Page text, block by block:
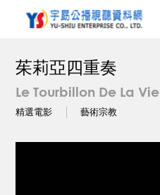
茱莉亞四重奏
Le Tourbillon De La Vie
精選電影 藝術宗教